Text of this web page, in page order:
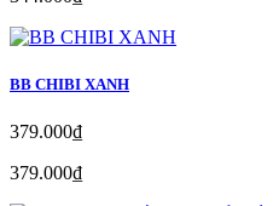
BB CHIBI XANH
379.000₫
379.000₫